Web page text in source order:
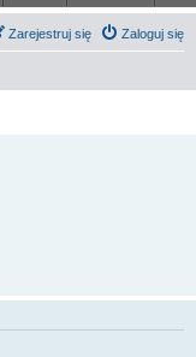
Zaloguj się
Zarejestruj się